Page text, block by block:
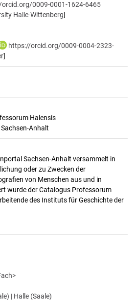
0009-0001-1624-6465
Halle-Wittenberg]
https://orcid.org/0009-0004-2323-
]
Halensis
Anhalt
Sachsen-Anhalt versammelt in
oder zu Zwecken der
von Menschen aus und in
wurde der Catalogus Professorum
des Instituts für Geschichte der
| Halle (Saale)